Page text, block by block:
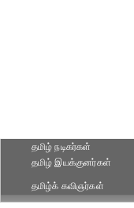
தமிழ் நடிகர்கள்
தமிழ் இயக்குனர்கள்
தமிழ்க் கவிஞர்கள்